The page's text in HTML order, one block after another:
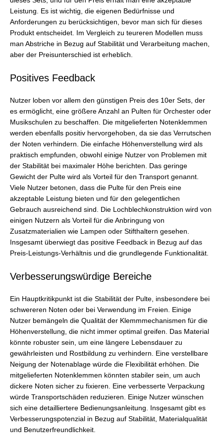
Leistung. Es ist wichtig, die eigenen Bedürfnisse und
Anforderungen zu berücksichtigen, bevor man sich für dieses
Produkt entscheidet. Im Vergleich zu teureren Modellen muss
man Abstriche in Bezug auf Stabilität und Verarbeitung machen,
aber der Preisunterschied ist erheblich.
Positives Feedback
Nutzer loben vor allem den günstigen Preis des 10er Sets, der
es ermöglicht, eine größere Anzahl an Pulten für Orchester oder
Musikschulen zu beschaffen. Die mitgelieferten Notenklemmen
werden ebenfalls positiv hervorgehoben, da sie das Verrutschen
der Noten verhindern. Die einfache Höhenverstellung wird als
praktisch empfunden, obwohl einige Nutzer von Problemen mit
der Stabilität bei maximaler Höhe berichten. Das geringe
Gewicht der Pulte wird als Vorteil für den Transport genannt.
Viele Nutzer betonen, dass die Pulte für den Preis eine
akzeptable Leistung bieten und für den gelegentlichen
Gebrauch ausreichend sind. Die Lochblechkonstruktion wird von
einigen Nutzern als Vorteil für die Anbringung von
Zusatzmaterialien wie Lampen oder Stifthaltern gesehen.
Insgesamt überwiegt das positive Feedback in Bezug auf das
Preis-Leistungs-Verhältnis und die grundlegende Funktionalität.
Verbesserungswürdige Bereiche
Ein Hauptkritikpunkt ist die Stabilität der Pulte, insbesondere bei
schwereren Noten oder bei Verwendung im Freien. Einige
Nutzer bemängeln die Qualität der Klemmmechanismen für die
Höhenverstellung, die nicht immer optimal greifen. Das Material
könnte robuster sein, um eine längere Lebensdauer zu
gewährleisten und Rostbildung zu verhindern. Eine verstellbare
Neigung der Notenablage würde die Flexibilität erhöhen. Die
mitgelieferten Notenklemmen könnten stabiler sein, um auch
dickere Noten sicher zu fixieren. Eine verbesserte Verpackung
würde Transportschäden reduzieren. Einige Nutzer wünschen
sich eine detailliertere Bedienungsanleitung. Insgesamt gibt es
Verbesserungspotenzial in Bezug auf Stabilität, Materialqualität
und Benutzerfreundlichkeit.